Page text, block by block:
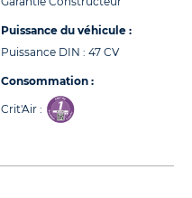
Puissance du véhicule :
Puissance DIN : 47 CV
Consommation :
Crit'Air :